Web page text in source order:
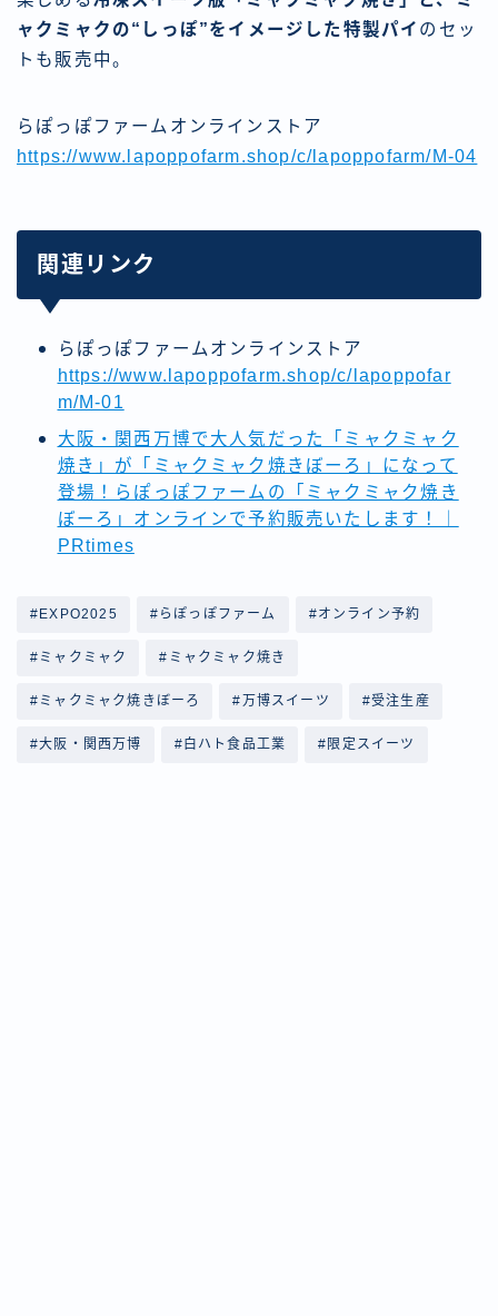
ャクミャクの“しっぽ”をイメージした特製パイ のセッ
トも販売中。
らぽっぽファームオンラインストア
https://www.lapoppofarm.shop/c/lapoppofarm/M-04
関連リンク
らぽっぽファームオンラインストア
https://www.lapoppofarm.shop/c/lapoppofar
m/M-01
大阪・関西万博で大人気だった「ミャクミャク
焼き」が「ミャクミャク焼きぼーろ」になって
登場！らぽっぽファームの「ミャクミャク焼き
ぼーろ」オンラインで予約販売いたします！｜
PRtimes
#EXPO2025 #らぽっぽファーム #オンライン予約
#ミャクミャク #ミャクミャク焼き
#ミャクミャク焼きぼーろ #万博スイーツ #受注生産
#大阪・関西万博 #白ハト食品工業 #限定スイーツ